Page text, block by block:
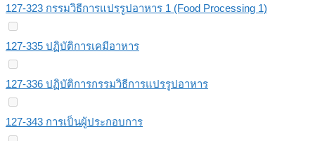
127-323 กรรมวิธีการแปรรูปอาหาร 1 (Food Processing 1)
127-335 ปฏิบัติการเคมีอาหาร
127-336 ปฏิบัติการกรรมวิธีการแปรรูปอาหาร
127-343 การเป็นผู้ประกอบการ